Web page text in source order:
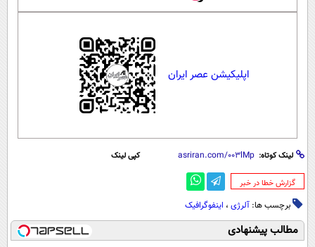
اپلیکیشن عصر ایران
لینک کوتاه: کپی لینک
‌گزارش خطا در خبر
برچسب ها: آلرژی ، اینفوگرافیک
مطالب پیشنهادی